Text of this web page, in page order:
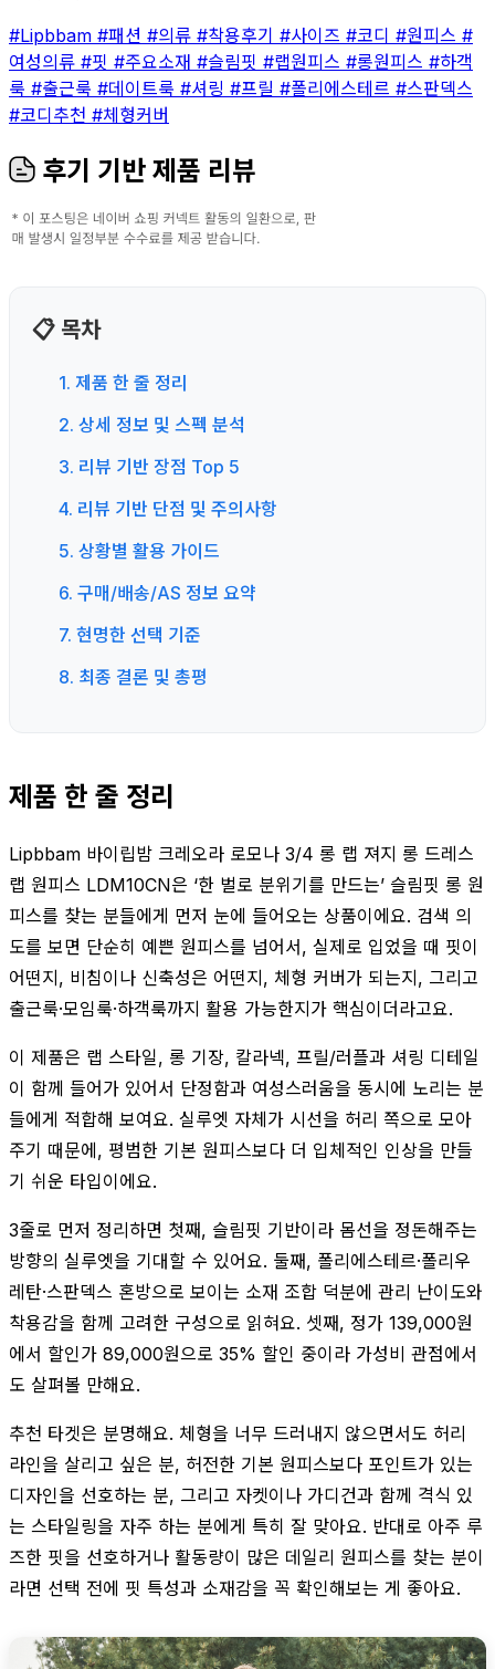
#Lipbbam #패션 #의류 #착용후기 #사이즈 #코디 #원피스 #
여성의류 #핏 #주요소재 #슬림핏 #랩원피스 #롱원피스 #하객
룩 #출근룩 #데이트룩 #셔링 #프릴 #폴리에스테르 #스판덱스
#코디추천 #체형커버
후기 기반 제품 리뷰
📋 목차
1. 제품 한 줄 정리
2. 상세 정보 및 스펙 분석
3. 리뷰 기반 장점 Top 5
4. 리뷰 기반 단점 및 주의사항
5. 상황별 활용 가이드
6. 구매/배송/AS 정보 요약
7. 현명한 선택 기준
8. 최종 결론 및 총평
제품 한 줄 정리
Lipbbam 바이립밤 크레오라 로모나 3/4 롱 랩 져지 롱 드레스
랩 원피스 LDM10CN은 ‘한 벌로 분위기를 만드는’ 슬림핏 롱 원
피스를 찾는 분들에게 먼저 눈에 들어오는 상품이에요. 검색 의
도를 보면 단순히 예쁜 원피스를 넘어서, 실제로 입었을 때 핏이
어떤지, 비침이나 신축성은 어떤지, 체형 커버가 되는지, 그리고
출근룩·모임룩·하객룩까지 활용 가능한지가 핵심이더라고요.
이 제품은 랩 스타일, 롱 기장, 칼라넥, 프릴/러플과 셔링 디테일
이 함께 들어가 있어서 단정함과 여성스러움을 동시에 노리는 분
들에게 적합해 보여요. 실루엣 자체가 시선을 허리 쪽으로 모아
주기 때문에, 평범한 기본 원피스보다 더 입체적인 인상을 만들
기 쉬운 타입이에요.
3줄로 먼저 정리하면 첫째, 슬림핏 기반이라 몸선을 정돈해주는
방향의 실루엣을 기대할 수 있어요. 둘째, 폴리에스테르·폴리우
레탄·스판덱스 혼방으로 보이는 소재 조합 덕분에 관리 난이도와
착용감을 함께 고려한 구성으로 읽혀요. 셋째, 정가 139,000원
에서 할인가 89,000원으로 35% 할인 중이라 가성비 관점에서
도 살펴볼 만해요.
추천 타겟은 분명해요. 체형을 너무 드러내지 않으면서도 허리
라인을 살리고 싶은 분, 허전한 기본 원피스보다 포인트가 있는
디자인을 선호하는 분, 그리고 자켓이나 가디건과 함께 격식 있
는 스타일링을 자주 하는 분에게 특히 잘 맞아요. 반대로 아주 루
즈한 핏을 선호하거나 활동량이 많은 데일리 원피스를 찾는 분이
라면 선택 전에 핏 특성과 소재감을 꼭 확인해보는 게 좋아요.